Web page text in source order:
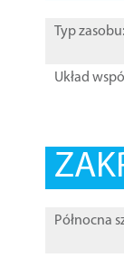
Typ zasobu:
Układ
Północna